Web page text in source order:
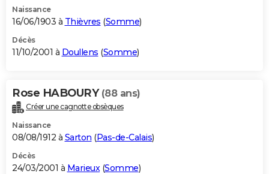
Naissance
16/06/1903 à Thièvres (Somme)
Décès
11/10/2001 à Doullens (Somme)
Rose HABOURY (88 ans)
Créer une cagnotte obsèques
Naissance
08/08/1912 à Sarton (Pas-de-Calais)
Décès
24/03/2001 à Marieux(Somme)